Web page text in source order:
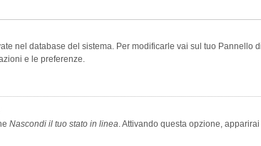
nel database del sistema. Per modificarle vai sul tuo
e le preferenze.
Nascondi il tuo stato in linea. Attivando questa opzione,